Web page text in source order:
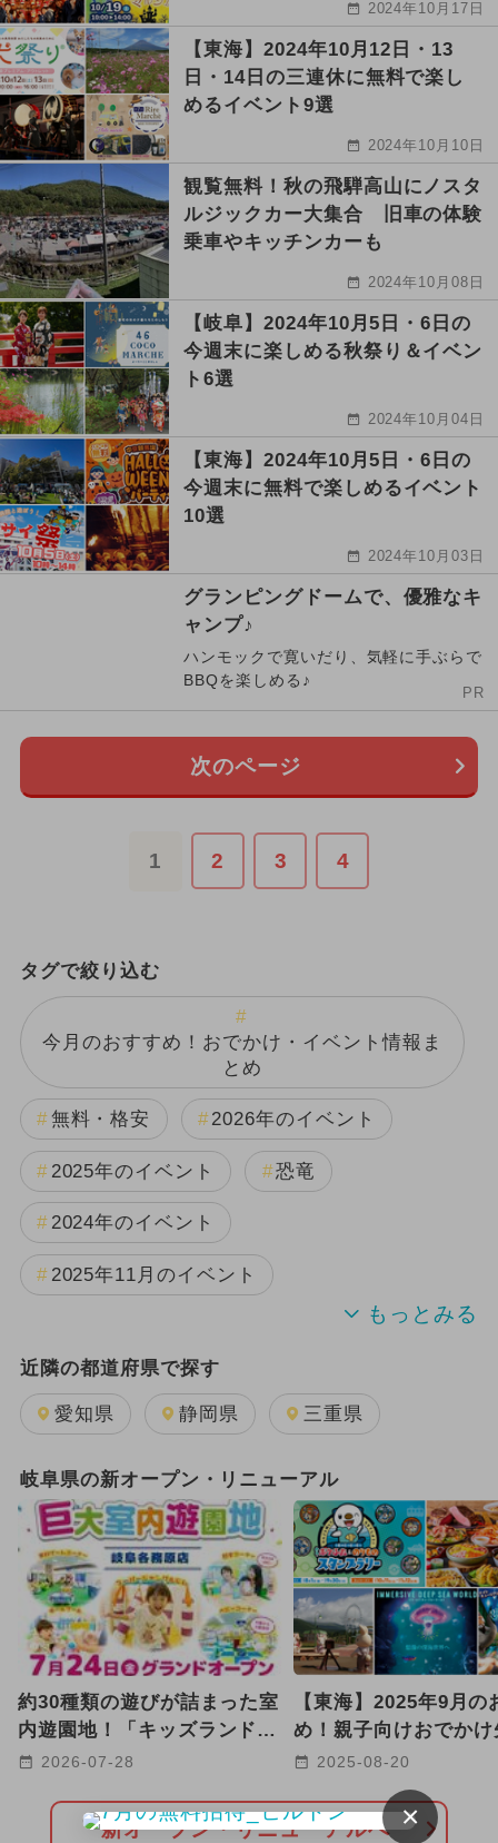
2024年10月17日
【東海】2024年10月12日・13
日・14日の三連休に無料で楽し
めるイベント9選
2024年10月10日
観覧無料！秋の飛騨高山にノスタ
ルジックカー大集合 旧車の体験
乗車やキッチンカーも
2024年10月08日
【岐阜】2024年10月5日・6日の
今週末に楽しめる秋祭り＆イベン
ト6選
2024年10月04日
【東海】2024年10月5日・6日の
今週末に無料で楽しめるイベント
10選
2024年10月03日
グランピングドームで、優雅なキ
ャンプ♪
ハンモックで寛いだり、気軽に手ぶらで
BBQを楽しめる♪
PR
次のページ
1 2 3 4
タグで絞り込む
今月のおすすめ！おでかけ・イベント情報ま
とめ
無料・格安 2026年のイベント
2025年のイベント 恐竜
2024年のイベント
2025年11月のイベント
2025年12月のイベント
2024年7月のイベント
2026年8月のイベント
2025年9月のイベント
2024年12月のイベント
GW(ゴールデンウィーク)
2025年10月のイベント
2025年2月のイベント
2026年5月のイベント
近隣の都道府県で探す
愛知県 静岡県 三重県
岐阜県の新オープン・リニューアル
約30種類の遊びが詰まった室
内遊園地！「キッズランド
US岐阜各務原店」が新オー
2026-07-28
【東海】2025年9月の
め！親子向けおでかけ
ベントまとめ
2025-08-20
新オープン・リニューアルへ ×